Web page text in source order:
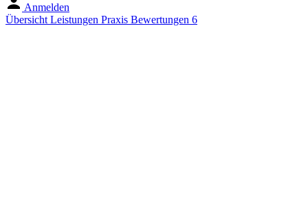
Anmelden
Übersicht Leistungen Praxis Bewertungen 6